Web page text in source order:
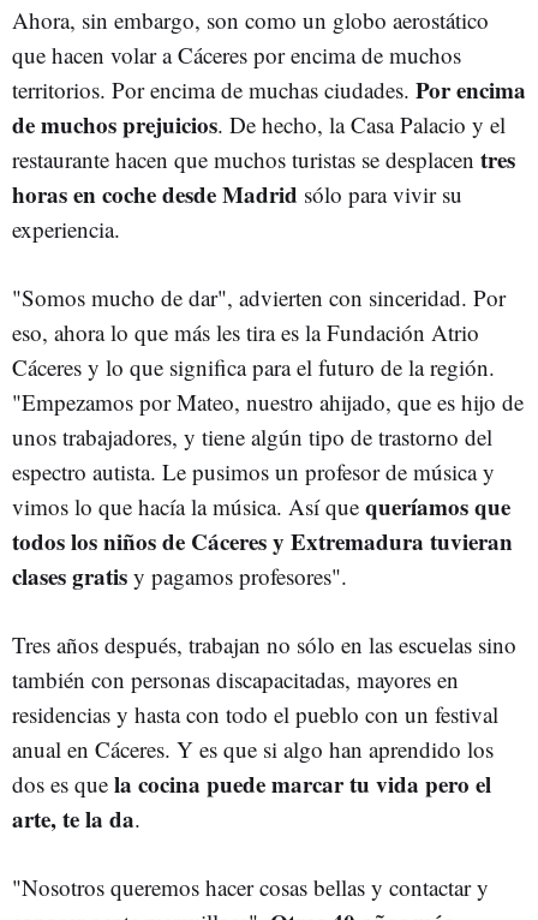
Ahora, sin embargo, son como un globo aerostático
que hacen volar a Cáceres por encima de muchos
territorios. Por encima de muchas ciudades. Por encima
de muchos prejuicios. De hecho, la Casa Palacio y el
restaurante hacen que muchos turistas se desplacen tres
horas en coche desde Madrid sólo para vivir su
experiencia.
"Somos mucho de dar", advierten con sinceridad. Por
eso, ahora lo que más les tira es la Fundación Atrio
Cáceres y lo que significa para el futuro de la región.
"Empezamos por Mateo, nuestro ahijado, que es hijo de
unos trabajadores, y tiene algún tipo de trastorno del
espectro autista. Le pusimos un profesor de música y
vimos lo que hacía la música. Así que queríamos que
todos los niños de Cáceres y Extremadura tuvieran
clases gratis y pagamos profesores".
Tres años después, trabajan no sólo en las escuelas sino
también con personas discapacitadas, mayores en
residencias y hasta con todo el pueblo con un festival
anual en Cáceres. Y es que si algo han aprendido los
dos es que la cocina puede marcar tu vida pero el
arte, te la da.
"Nosotros queremos hacer cosas bellas y contactar y